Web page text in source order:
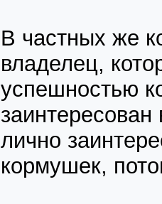
В частных же
владелец,
успешностью
лично
кормушек,